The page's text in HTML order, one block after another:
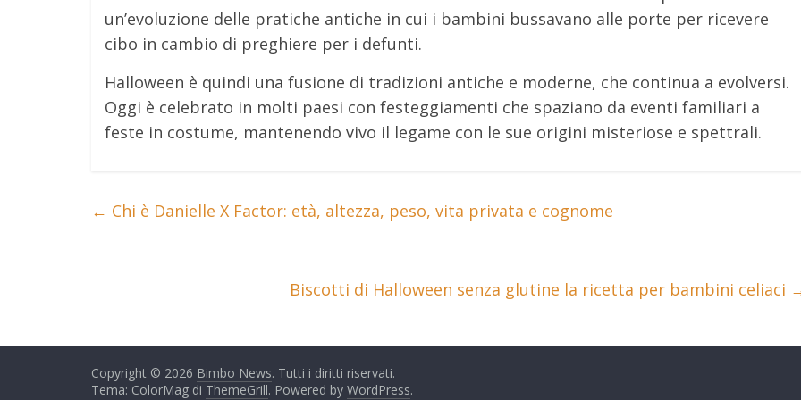
un’evoluzione delle pratiche antiche in cui i bambini bussavano alle porte per ricevere
cibo in cambio di preghiere per i defunti.
Halloween è quindi una fusione di tradizioni antiche e moderne, che continua a evolversi.
Oggi è celebrato in molti paesi con festeggiamenti che spaziano da eventi familiari a
feste in costume, mantenendo vivo il legame con le sue origini misteriose e spettrali.
← Chi è Danielle X Factor: età, altezza, peso, vita privata e cognome
Biscotti di Halloween senza glutine la ricetta per bambini celiaci
Copyright © 2026 Bimbo News. Tutti i diritti riservati.
Tema: ColorMag di ThemeGrill. Powered by WordPress.